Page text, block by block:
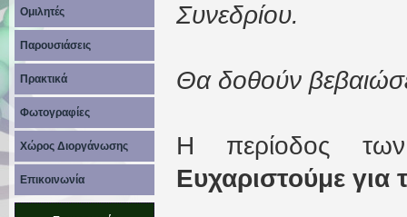
Ομιλητές
Παρουσιάσεις
Πρακτικά
Φωτογραφίες
Χώρος Διοργάνωσης
Επικοινωνία
Συνεδρίου.
Θα δοθούν
Η περίοδος
Ευχαριστούμε για